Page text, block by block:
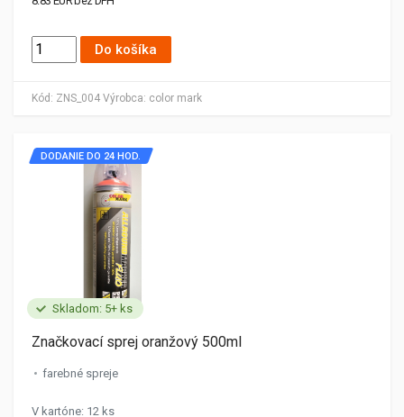
Kód: ZNS_004 Výrobca: color mark
Do košíka
Skladom: 5+ ks
DODANIE DO 24 HOD.
Značkovací sprej oranžový 500ml
farebné spreje
V kartóne: 12 ks